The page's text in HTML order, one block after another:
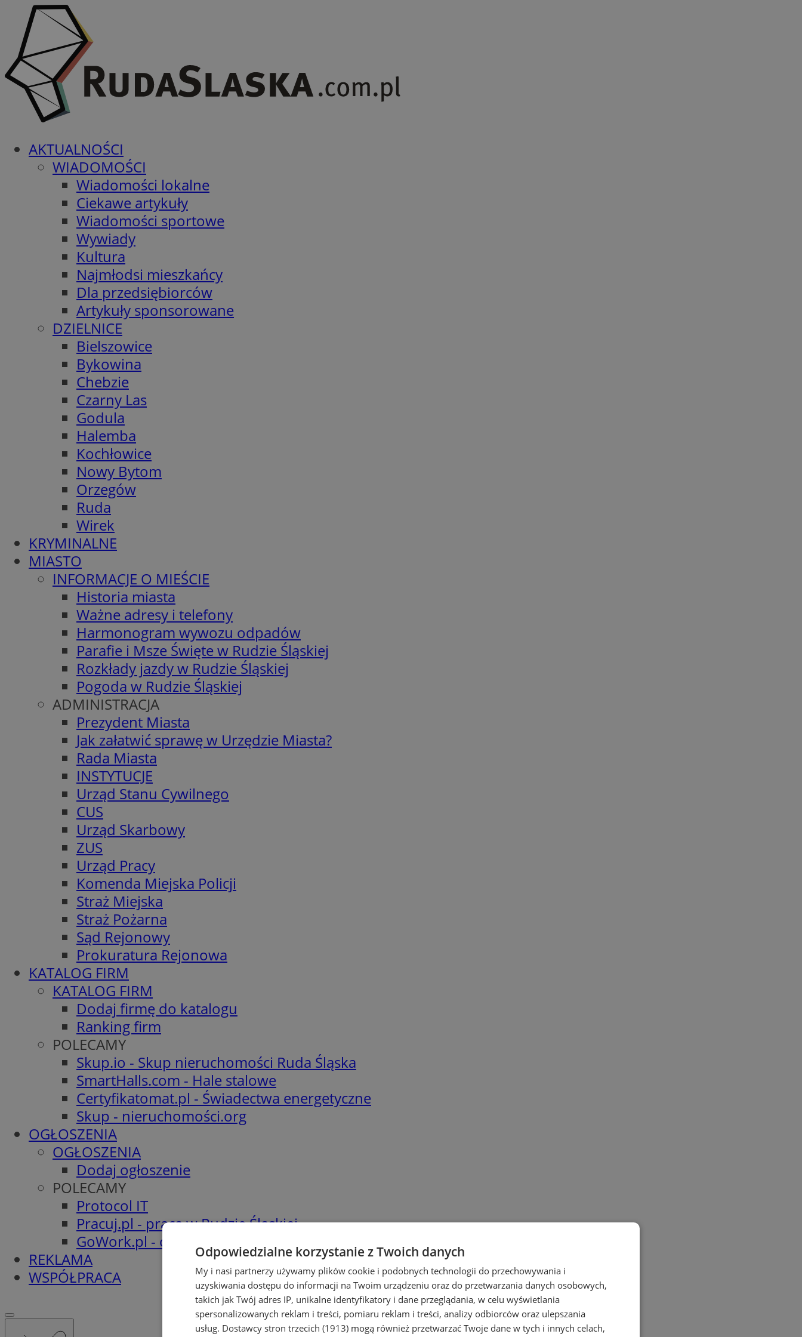
AKTUALNOŚCI
WIADOMOŚCI
Wiadomości lokalne
Ciekawe artykuły
Wiadomości sportowe
Wywiady
Kultura
Najmłodsi mieszkańcy
Dla przedsiębiorców
Artykuły sponsorowane
DZIELNICE
Bielszowice
Bykowina
Chebzie
Czarny Las
Godula
Halemba
Kochłowice
Nowy Bytom
Orzegów
Ruda
Wirek
KRYMINALNE
MIASTO
INFORMACJE O MIEŚCIE
Historia miasta
Ważne adresy i telefony
Harmonogram wywozu odpadów
Parafie i Msze Święte w Rudzie Śląskiej
Rozkłady jazdy w Rudzie Śląskiej
Pogoda w Rudzie Śląskiej
ADMINISTRACJA
Prezydent Miasta
Jak załatwić sprawę w Urzędzie Miasta?
Rada Miasta
INSTYTUCJE
Urząd Stanu Cywilnego
CUS
Urząd Skarbowy
ZUS
Urząd Pracy
Komenda Miejska Policji
Straż Miejska
Straż Pożarna
Sąd Rejonowy
Prokuratura Rejonowa
KATALOG FIRM
KATALOG FIRM
Dodaj firmę do katalogu
Ranking firm
POLECAMY
Skup.io - Skup nieruchomości Ruda Śląska
SmartHalls.com - Hale stalowe
Certyfikatomat.pl - Świadectwa energetyczne
Skup - nieruchomości.org
OGŁOSZENIA
OGŁOSZENIA
Dodaj ogłoszenie
POLECAMY
Protocol IT
Pracuj.pl - praca w Rudzie Śląskiej
GoWork.pl - oferty pracy
REKLAMA
WSPÓŁPRACA
Odpowiedzialne korzystanie z Twoich danych
My i nasi partnerzy używamy plików cookie i podobnych technologii do przechowywania i
uzyskiwania dostępu do informacji na Twoim urządzeniu oraz do przetwarzania danych osobowych,
takich jak Twój adres IP, unikalne identyfikatory i dane przeglądania, w celu wyświetlania
spersonalizowanych reklam i treści, pomiaru reklam i treści, analizy odbiorców oraz ulepszania
usług. Dostawcy stron trzecich (1913) mogą również przetwarzać Twoje dane w tych i innych celach,